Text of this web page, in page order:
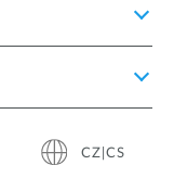
CZ|CS